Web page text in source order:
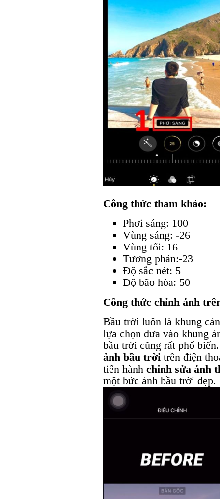
Công thức tham khảo:
Phơi sáng: 100
Vùng sáng: -26
Vùng tối: 16
Tương phản:-23
Độ sắc nét: 5
Độ bão hòa: 50
Công thức chỉnh ảnh
Bầu trời luôn là khung
lựa chọn đưa vào khung
bầu trời cũng rất phổ
ảnh bầu trời trên điện
tiến hành chỉnh sửa ảnh
một bức ảnh bầu trời đẹp.